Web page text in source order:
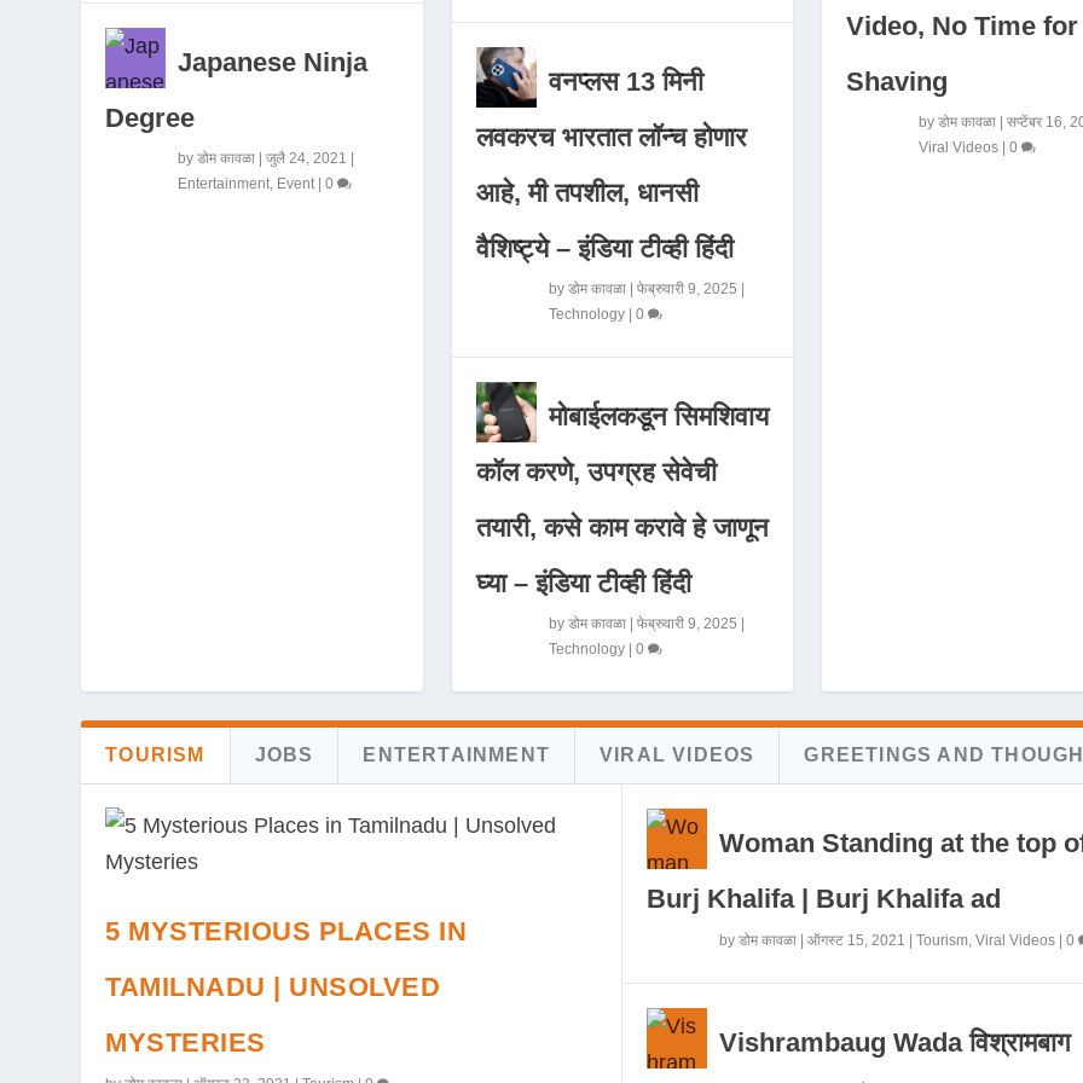
Japanese Ninja
Degree
byडोम कावळा |जुलै 24, 2021 |
Entertainment Event |0
वनप्लस 13 मिनी
लवकरच भारतात लॉन्च होणार
आहे, मी तपशील, धानसी
वैशिष्ट्ये – इंडिया टीव्ही हिंदी
by डोम कावळा| फेब्रुवारी 9, 2025
Technology| 0
मोबाईलकडून सिमशिवाय
कॉल करणे, उपग्रह सेवेची
तयारी, कसे काम करावे हे जाणून
घ्या – इंडिया टीव्ही हिंदी
by डोम कावळा| फेब्रुवारी 9, 2025
Technology| 0
Video, No Time for
Shaving
by डोम कावळा| सप्टेंबर 16,
Viral Videos| 0
TOURISM JOBS ENTERTAINMENT VIRAL VIDEOS GREETINGS AND
5 MYSTERIOUS PLACES IN
TAMILNADU | UNSOLVED
MYSTERIES
Woman Standing at the top
Burj Khalifa | Burj Khalifa ad
by डोम कावळा| ऑगस्ट 15, 2021 Tourism, Viral Videos| 0
Vishrambaug Wada विश्रामबाग